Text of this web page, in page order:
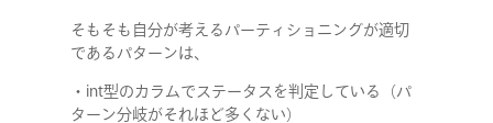
そもそも自分が考える パーティショニングが適切
であるパターンは、
・int型のカラムでステータスを判定している（パ
ターン分岐がそれほど多くない）